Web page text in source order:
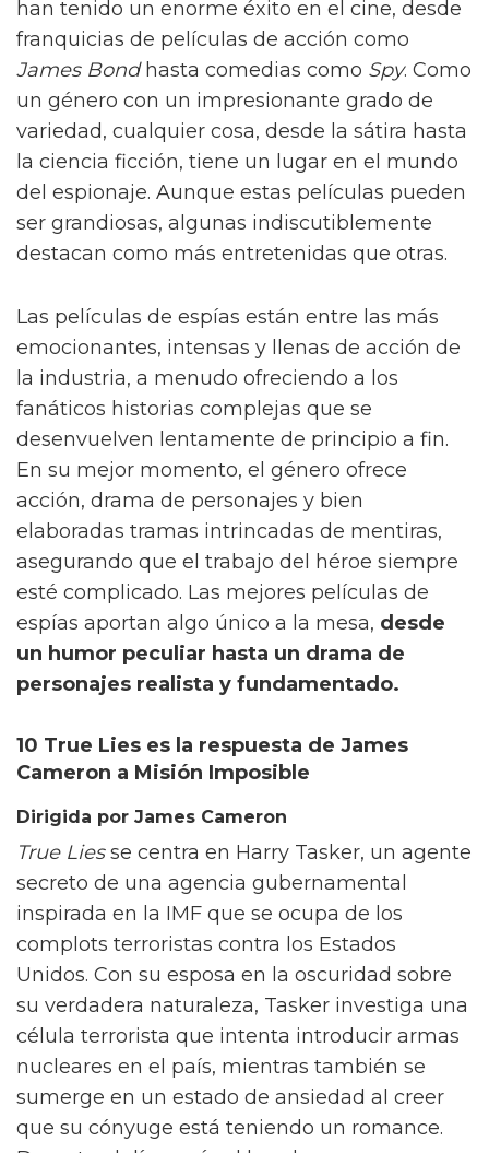
han tenido un enorme éxito en el cine, desde
franquicias de películas de acción como
James Bondhasta comedias como Spy. Como
un género con un impresionante grado de
variedad, cualquier cosa, desde la sátira hasta
la ciencia ficción, tiene un lugar en el mundo
del espionaje. Aunque estas películas pueden
ser grandiosas, algunas indiscutiblemente
destacan como más entretenidas que otras.
Las películas de espías están entre las más
emocionantes, intensas y llenas de acción de
la industria, a menudo ofreciendo a los
fanáticos historias complejas que se
desenvuelven lentamente de principio a fin.
En su mejor momento, el género ofrece
acción, drama de personajes y bien
elaboradas tramas intrincadas de mentiras,
asegurando que el trabajo del héroe siempre
esté complicado. Las mejores películas de
espías aportan algo único a la mesa, desde
un humor peculiar hasta un drama de
personajes realista y fundamentado.
10 True Lies es la respuesta de James
Cameron a Misión Imposible
Dirigida por James Cameron
True Liesse centra en Harry Tasker, un agente
secreto de una agencia gubernamental
inspirada en la IMF que se ocupa de los
complots terroristas contra los Estados
Unidos. Con su esposa en la oscuridad sobre
su verdadera naturaleza, Tasker investiga una
célula terrorista que intenta introducir armas
nucleares en el país, mientras también se
sumerge en un estado de ansiedad al creer
que su cónyuge está teniendo un romance.